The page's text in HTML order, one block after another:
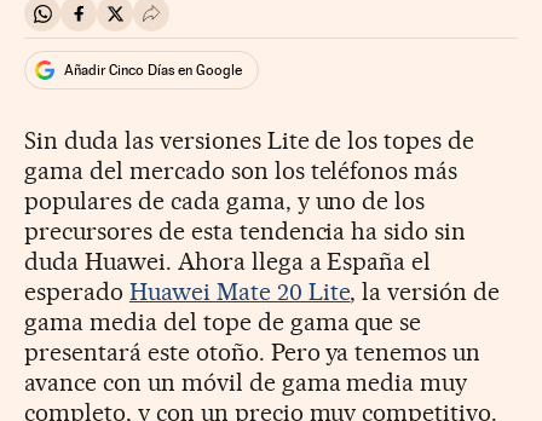
Compartir en Whatsapp
Compartir en Facebook
Compartir en Twitter
Desplegar Redes Sociales
Añadir Cinco Días en Google
Sin duda las versiones Lite de los topes de
gama del mercado son los teléfonos más
populares de cada gama, y uno de los
precursores de esta tendencia ha sido sin
duda Huawei. Ahora llega a España el
esperado Huawei Mate 20 Lite, la versión de
gama media del tope de gama que se
presentará este otoño. Pero ya tenemos un
avance con un móvil de gama media muy
completo, y con un precio muy competitivo.